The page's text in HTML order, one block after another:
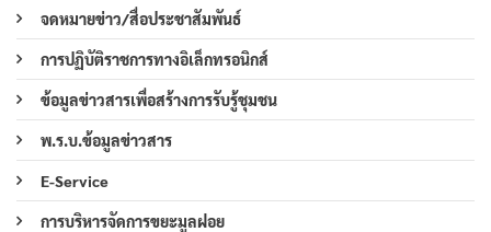
จดหมายข่าว/สื่อประชาสัมพันธ์
การปฏิบัติราชการทางอิเล็กทรอนิกส์
ข้อมูลข่าวสารเพื่อสร้างการรับรู้ชุมชน
พ.ร.บ.ข้อมูลข่าวสาร
E-Service
การบริหารจัดการขยะมูลฝอย